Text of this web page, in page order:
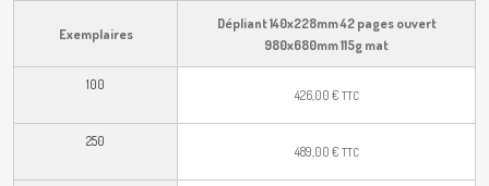
Exemplaires
Dépliant 140x228mm 42 pages ouvert
980x680mm 115g mat
100
426,00€ TTC
250
489,00€ TTC